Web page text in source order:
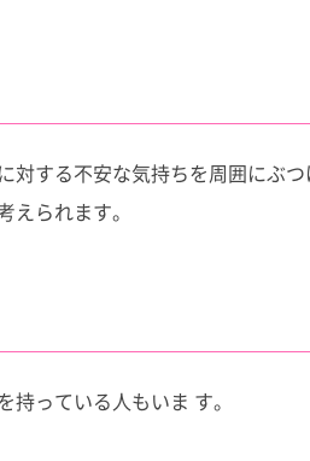
する不安な気持ちを周囲にぶつ
られます。
っている人もいま す。